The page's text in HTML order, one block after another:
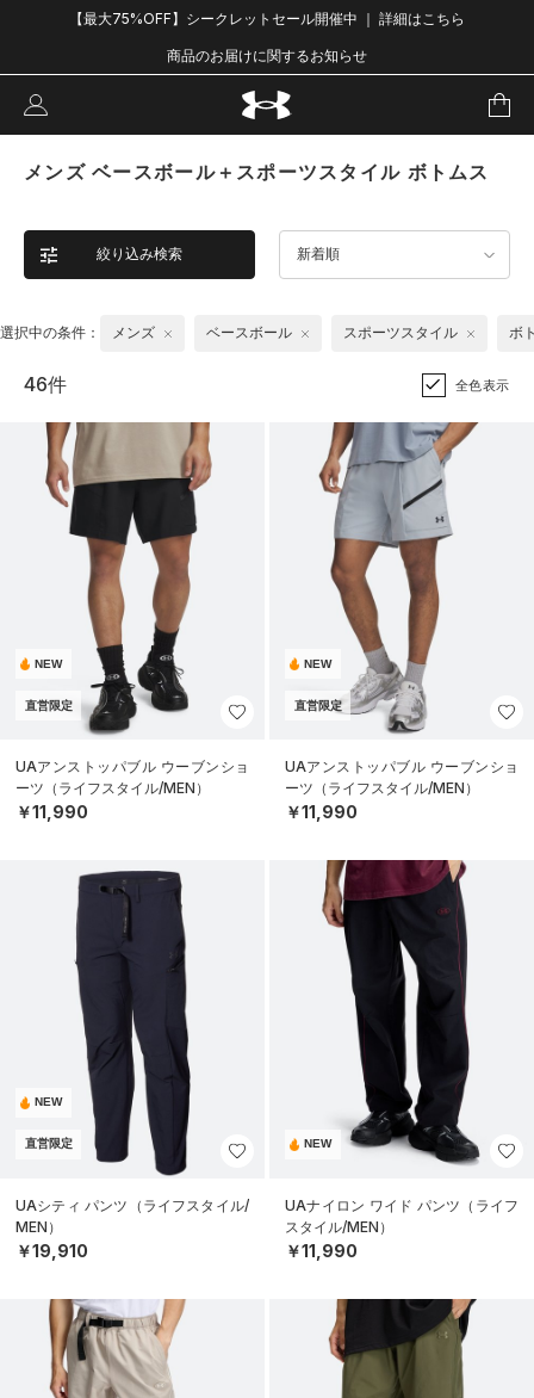
【最大75%OFF】シークレットセール開催中 ｜ 詳細はこちら
商品のお届けに関するお知らせ
メンズ ベースボール＋スポーツスタイル ボトムス
絞り込み検索 新着順
選択中の条件： メンズ ベースボール スポーツスタイル ボ
46件 全色表示
NEW
直営限定
UAアンストッパブル ウーブンショ
ーツ（ライフスタイル/MEN）
￥11,990
NEW
直営限定
UAアンストッパブル ウーブンショ
ーツ（ライフスタイル/MEN）
￥11,990
NEW
直営限定
UAシティ パンツ（ライフスタイル/
MEN）
￥19,910
NEW
UAナイロン ワイド パンツ（ライフ
スタイル/MEN）
￥11,990